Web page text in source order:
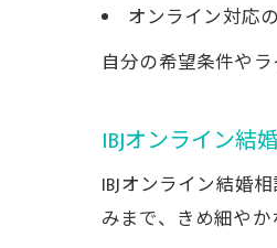
オンライン対応
自分の希望条件や
IBJオンライン結
IBJオンライン結婚
みまで、きめ細や